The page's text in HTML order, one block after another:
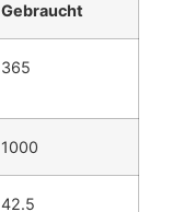
Gebraucht
365
1000
42.5